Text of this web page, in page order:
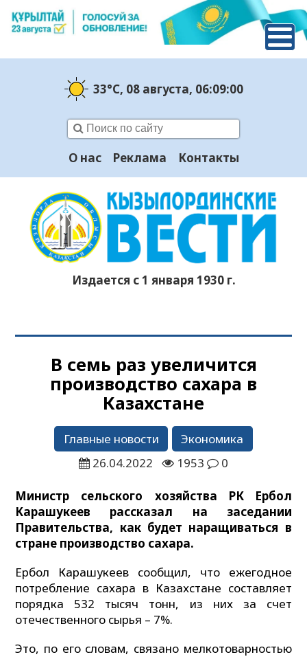
33°C, 08 августа, 06:09:00
О нас Реклама Контакты
Издается с 1 января 1930 г.
В семь раз увеличится
производство сахара в
Казахстане
Главные новости
Экономика
26.04.2022
1953 0
Министр сельского хозяйства РК Ербол
Карашукеев рассказал на заседании
Правительства, как будет наращиваться в
стране производство сахара.
Ербол Карашукеев сообщил, что ежегодное
потребление сахара в Казахстане составляет
порядка 532 тысяч тонн, из них за счет
отечественного сырья – 7%.
Это, по его словам, связано мелкотоварностью